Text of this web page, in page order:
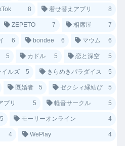
8 着せ替えアプリ 8
ZEPETO 7 相席屋 7
6 bondee 6 マウム 6
5 カドル 5 恋と深空 5
ルズ 5 きらめきパラダイス 5
既婚者 5 ゼクシィ縁結び 5
プリ 5 軽音サークル 5
5 モーリーオンライン 4
4 WePlay 4